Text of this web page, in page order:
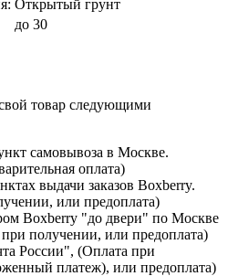
Открытый грунт
до 30
товар следующими
самовывоза в Москве.
оплата)
выдачи заказов Boxberry.
или предоплата)
Boxberry "до двери" по Москве
получении, или предоплата)
России", (Оплата при
платеж), или предоплата)